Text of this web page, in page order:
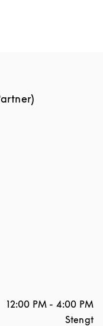
to Create
12:00 PM- 4:00 PM
Stengt